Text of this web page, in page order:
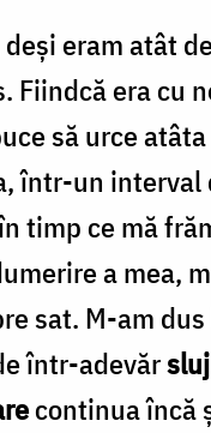
eram atât
Fiindcă era cu
să urce
într-un interval
timp ce mă
a mea,
sat. M-am
într-adevăr
continua încă